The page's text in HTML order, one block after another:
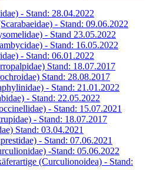
- Stand: 28.04.2022
- Stand: 09.06.2022
- Stand 23.05.2022
- Stand: 16.05.2022
- Stand: 06.01.2022
Stand: 18.07.2017
Stand: 28.08.2017
- Stand: 21.01.2022
- Stand: 22.05.2022
- Stand: 15.07.2021
- Stand: 18.07.2017
Stand: 03.04.2021
- Stand: 07.06.2021
-Stand: 05.06.2022
(Curculionoidea) - Stand: